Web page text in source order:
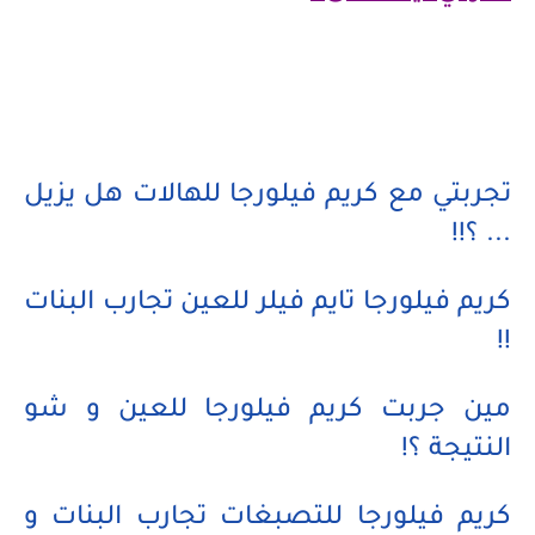
تجربتي مع كريم فيلورجا للهالات هل يزيل
... ؟!!
كريم فيلورجا تايم فيلر للعين تجارب البنات
!!
مين جربت كريم فيلورجا للعين و شو
النتيجة ؟!
كريم فيلورجا للتصبغات تجارب البنات و